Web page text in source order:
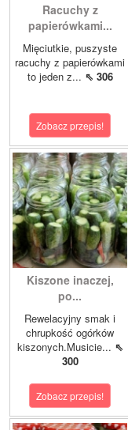
Racuchy z
papierówkami...
Mięciutkie, puszyste
racuchy z papierówkami
to jeden z... ⇖ 306
Zobacz przepis!
Kiszone inaczej,
po...
Rewelacyjny smak i
chrupkość ogórków
kiszonych.Musicie... ⇖
300
Zobacz przepis!